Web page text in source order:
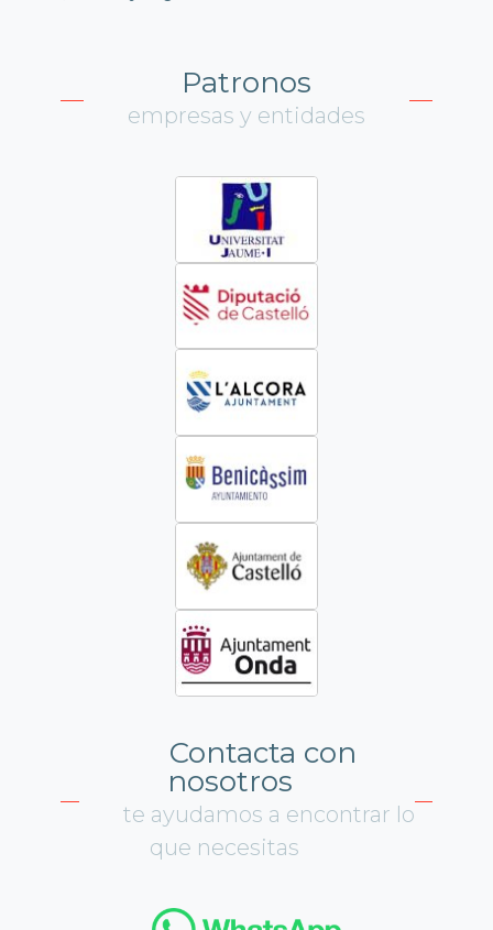
Patronos
empresas y entidades
Contacta con
nosotros
te ayudamos a encontrar lo
que necesitas